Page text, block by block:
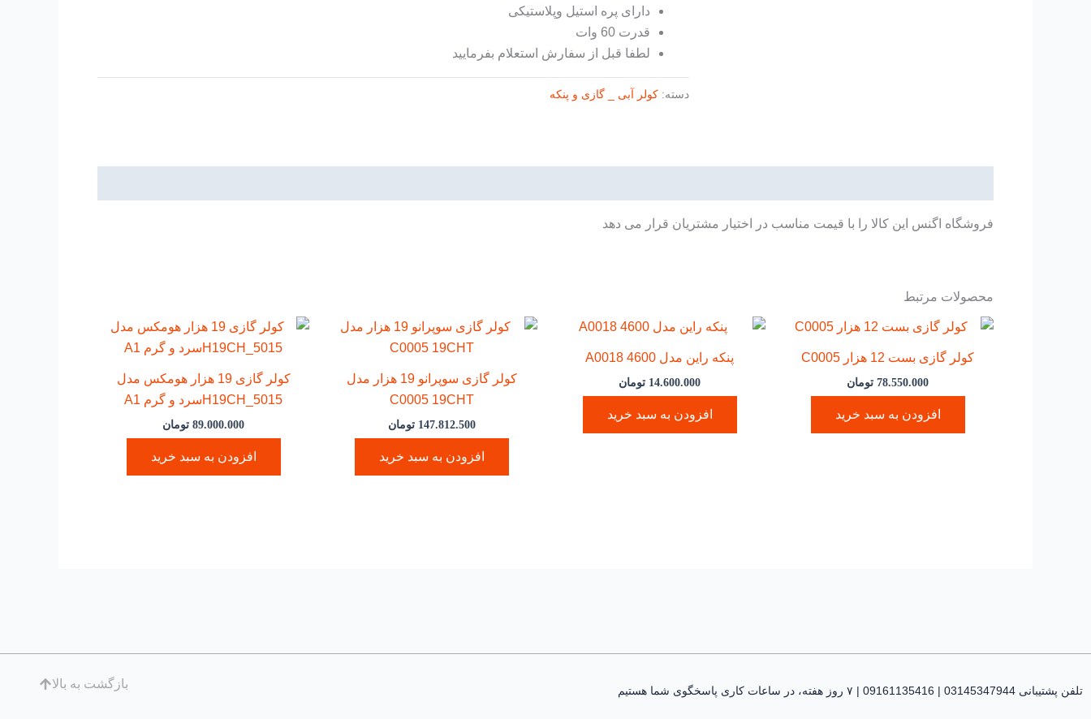
دارای پره استیل وپلاستیکی
قدرت 60 وات
لطفا قبل از سفارش استعلام بفرمایید
دسته:کولر آبی _ گازی و پنکه
فروشگاه اگنس این کالا را با قیمت مناسب در اختیار مشتریان قرار می دهد
محصولات مرتبط
کولر گازی بست 12 هزار C0005
78.550.000 تومان
افزودن به سبد خرید
پنکه راین مدل A0018 4600
14.600.000 تومان
افزودن به سبد خرید
کولر گازی سوپرانو 19 هزار مدل
C0005 19CHT
147.812.500 تومان
افزودن به سبد خرید
کولر گازی 19 هزار هومکس مدل
H19CH_5015سرد و گرم A1
89.000.000 تومان
افزودن به سبد خرید
تلفن پشتیبانی 03145347944 | 09161135416 | ۷ روز هفته، در ساعات کاری پاسخگوی شما هستیم
بازگشت به بالا